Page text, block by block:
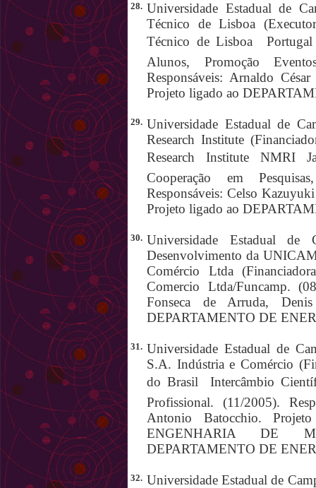
28. Universidade Estadual de
Técnico de Lisboa
Técnico de Lisboa  Portugal
Alunos, Promoção
Responsáveis: Arnaldo
Projeto ligado ao
29. Universidade Estadual de
Research Institute
Research Institute NMRI
Cooperação em
Responsáveis: Celso
Projeto ligado ao
30. Universidade Estadual de
Desenvolvimento da
Comércio Ltda
Comercio Ltda/Funcamp.
Fonseca de Arruda,
DEPARTAMENTO DE
31. Universidade Estadual de
S.A. Indústria e Comércio
do Brasil  Intercâmbio
Profissional. (11/2005).
Antonio Batocchio.
ENGENHARIA DE
DEPARTAMENTO DE
32. Universidade Estadual de